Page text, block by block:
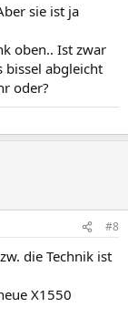
sie ist ja
oben.. Ist zwar
bissel abgleicht
oder?
#8
die Technik ist
X1550